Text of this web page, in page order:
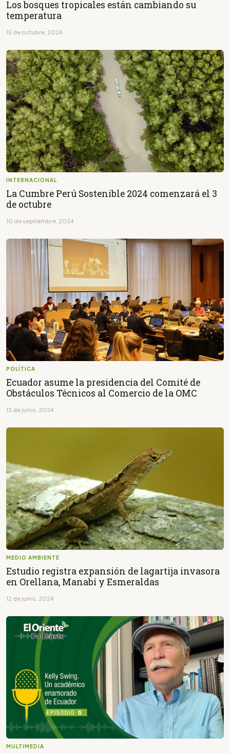
Los bosques tropicales están cambiando su
temperatura
15 de octubre, 2024
INTERNACIONAL
La Cumbre Perú Sostenible 2024 comenzará el 3
de octubre
10 de septiembre, 2024
POLÍTICA
Ecuador asume la presidencia del Comité de
Obstáculos Técnicos al Comercio de la OMC
13 de junio, 2024
MEDIO AMBIENTE
Estudio registra expansión de lagartija invasora
en Orellana, Manabí y Esmeraldas
12 de junio, 2024
MULTIMEDIA